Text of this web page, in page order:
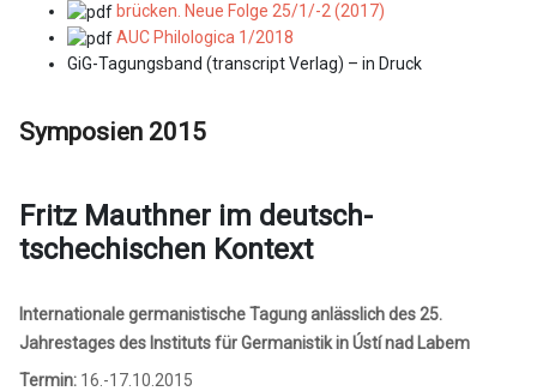
brücken. Neue Folge 25/1/-2 (2017)
AUC Philologica 1/2018
GiG-Tagungsband (transcript Verlag) – in Druck
Symposien 2015
Fritz Mauthner im deutsch-
tschechischen Kontext
Internationale germanistische Tagung anlässlich des 25.
Jahrestages des Instituts für Germanistik in Ústí nad Labem
Termin: 16.-17.10.2015